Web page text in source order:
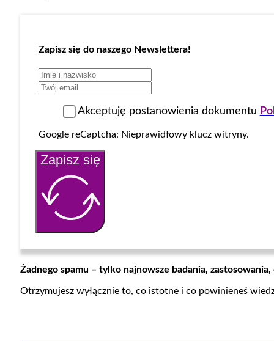
Zapisz się do naszego Newslettera!
Akceptuję postanowienia dokumentu
Google reCaptcha: Nieprawidłowy klucz witryny.
Zapisz się
Żadnego spamu – tylko najnowsze badania,
Otrzymujesz wyłącznie to, co istotne i co powinieneś